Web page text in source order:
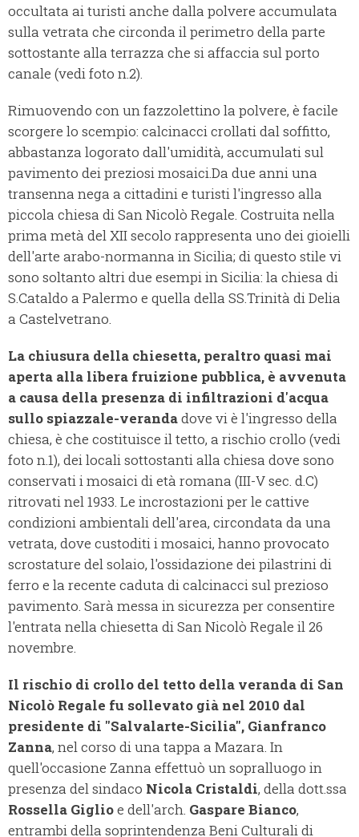
occultata ai turisti anche dalla polvere accumulata
sulla vetrata che circonda il perimetro della parte
sottostante alla terrazza che si affaccia sul porto
canale (vedi foto n.2).
Rimuovendo con un fazzolettino la polvere, è facile
scorgere lo scempio: calcinacci crollati dal soffitto,
abbastanza logorato dall'umidità, accumulati sul
pavimento dei preziosi mosaici.Da due anni una
transenna nega a cittadini e turisti l'ingresso alla
piccola chiesa di San Nicolò Regale. Costruita nella
prima metà del XII secolo rappresenta uno dei gioielli
dell'arte arabo-normanna in Sicilia; di questo stile vi
sono soltanto altri due esempi in Sicilia: la chiesa di
S.Cataldo a Palermo e quella della SS.Trinità di Delia
a Castelvetrano.
La chiusura della chiesetta, peraltro quasi mai
aperta alla libera fruizione pubblica, è avvenuta
a causa della presenza di infiltrazioni d'acqua
sullo spiazzale-verandadove vi è l'ingresso della
chiesa, è che costituisce il tetto, a rischio crollo (vedi
foto n.1), dei locali sottostanti alla chiesa dove sono
conservati i mosaici di età romana (III-V sec. d.C)
ritrovati nel 1933. Le incrostazioni per le cattive
condizioni ambientali dell'area, circondata da una
vetrata, dove custoditi i mosaici, hanno provocato
scrostature del solaio, l'ossidazione dei pilastrini di
ferro e la recente caduta di calcinacci sul prezioso
pavimento. Sarà messa in sicurezza per consentire
l'entrata nella chiesetta di San Nicolò Regale il 26
novembre.
Il rischio di crollo del tetto della veranda di San
Nicolò Regale fu sollevato già nel 2010 dal
presidente di "Salvalarte-Sicilia", Gianfranco
Zanna, nel corso di una tappa a Mazara. In
quell'occasione Zanna effettuò un sopralluogo in
presenza del sindaco Nicola Cristaldi, della dott.ssa
Rossella Giglioe dell'arch. Gaspare Bianco,
entrambi della soprintendenza Beni Culturali di